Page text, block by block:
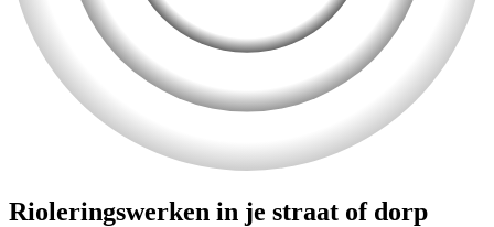
Rioleringswerken in je straat of dorp